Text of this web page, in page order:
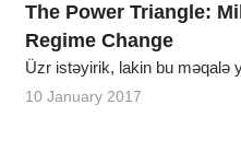
The Power Triangle:
Regime Change
Üzr istəyirik, lakin bu məqalə
10 January 2017